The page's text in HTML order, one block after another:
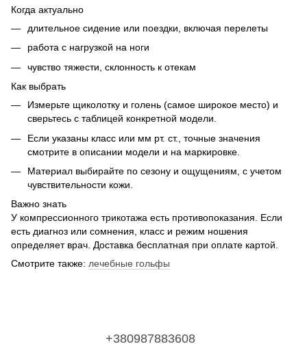
Когда актуально
длительное сидение или поездки, включая перелеты
работа с нагрузкой на ноги
чувство тяжести, склонность к отекам
Как выбрать
Измерьте щиколотку и голень (самое широкое место) и
сверьтесь с таблицей конкретной модели.
Если указаны класс или мм рт. ст., точные значения
смотрите в описании модели и на маркировке.
Материал выбирайте по сезону и ощущениям, с учетом
чувствительности кожи.
Важно знать
У компрессионного трикотажа есть противопоказания. Если
есть диагноз или сомнения, класс и режим ношения
определяет врач. Доставка бесплатная при оплате картой.
Смотрите также: лечебные гольфы
+380987883608